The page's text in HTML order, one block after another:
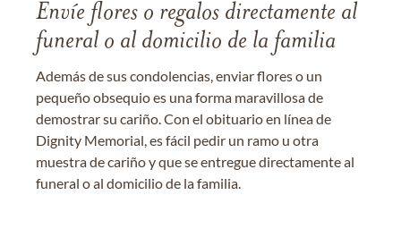
Envíe flores o regalos directamente al
funeral o al domicilio de la familia
Además de sus condolencias, enviar flores o un
pequeño obsequio es una forma maravillosa de
demostrar su cariño. Con el obituario en línea de
Dignity Memorial, es fácil pedir un ramo u otra
muestra de cariño y que se entregue directamente al
funeral o al domicilio de la familia.